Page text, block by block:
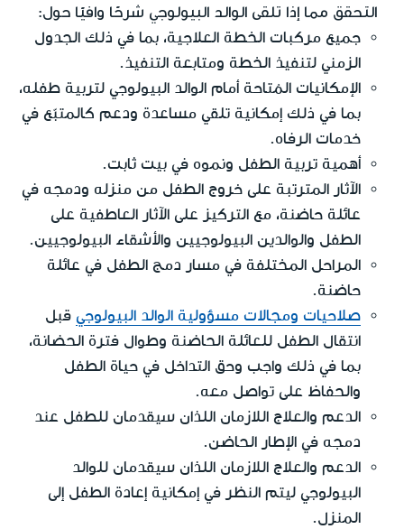
التحقق مما إذا تلقى الوالد البيولوجي شرحًا وافيًا حول :
جميع مركبات الخطة العلاجية، بما في ذلك الجدول
الزمني لتنفيذ الخطة ومتابعة التنفيذ.
الإمكانيات المُتاحة أمام الوالد البيولوجي لتربية طفله،
بما في ذلك إمكانية تلقي مساعدة ودعم كالمتبّع في
خدمات الرفاه.
أهمية تربية الطفل ونموه في بيت ثابت.
الآثار المترتبة على خروج الطفل من منزله ودمجه في
عائلة حاضنة، مع التركيز على الآثار العاطفية على
الطفل والوالدين البيولوجيين والأشقاء البيولوجيين.
المراحل المختلفة في مسار دمج الطفل في عائلة
حاضنة.
صلاحيات ومجالات مسؤولية الوالد البيولوجي قبل
انتقال الطفل للعائلة الحاضنة وطوال فترة الحضانة،
بما في ذلك واجب وحق التداخل في حياة الطفل
والحفاظ على تواصل معه.
الدعم والعلاج اللازمان اللذان سيقدمان للطفل عند
دمجه في الإطار الحاضن.
الدعم والعلاج اللازمان اللذان سيقدمان للوالد
البيولوجي ليتم النظر في إمكانية إعادة الطفل إلى
المنزل.